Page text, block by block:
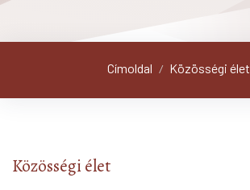
Címoldal / Közösségi élet
Közösségi élet